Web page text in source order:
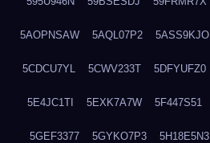
5AOPNSAW 5AQL07P2 5ASS9KJO
5CDCU7YL 5CWV233T 5DFYUFZ0
5E4JC1TI 5EXK7A7W 5F447S51
5GEF3377 5GYKO7P3 5H18E5N3